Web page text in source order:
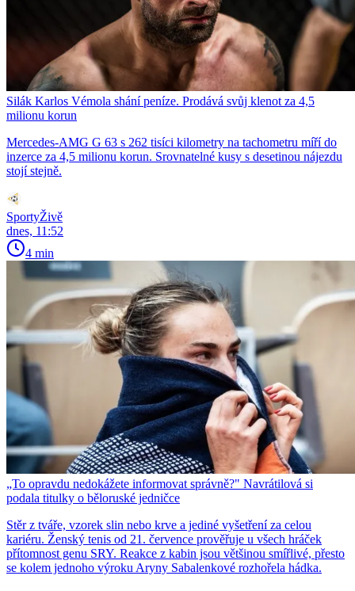
Silák Karlos Vémola shání peníze. Prodává svůj klenot za 4,5
milionu korun
Mercedes-AMG G 63 s 262 tisíci kilometry na tachometru míří do
inzerce za 4,5 milionu korun. Srovnatelné kusy s desetinou nájezdu
stojí stejně.
SportyŽivě
dnes, 11:52
4 min
„To opravdu nedokážete informovat správně?" Navrátilová si
podala titulky o běloruské jedničce
Stěr z tváře, vzorek slin nebo krve a jediné vyšetření za celou
kariéru. Ženský tenis od 21. července prověřuje u všech hráček
přítomnost genu SRY. Reakce z kabin jsou většinou smířlivé, přesto
se kolem jednoho výroku Aryny Sabalenkové rozhořela hádka.